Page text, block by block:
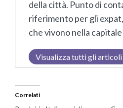
della città. Punto di
riferimento per gli
che vivono nella
Visualizza tutti gli articoli
Correlati